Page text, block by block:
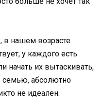
в нашем возрасте
у каждого есть
начать их вытаскивать,
абсолютно
не идеален.